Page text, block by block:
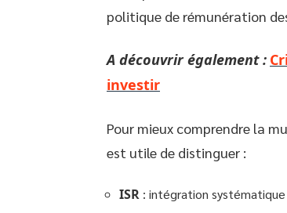
politique de rémunération
A découvrir également :
investir
Pour mieux comprendre la
est utile de distinguer :
ISR : intégration systématique